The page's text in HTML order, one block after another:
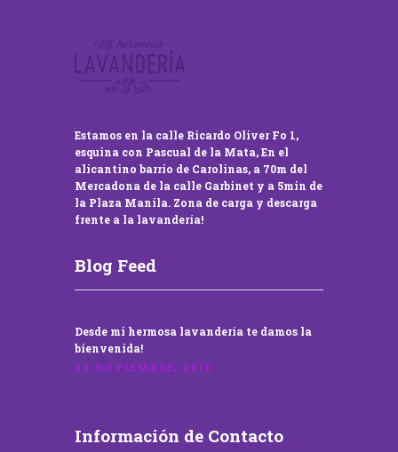
Estamos en la calle Ricardo Oliver Fo 1,
esquina con Pascual de la Mata, En el
alicantino barrio de Carolinas, a 70m del
Mercadona de la calle Garbinet y a 5min de
la Plaza Manila. Zona de carga y descarga
frente a la lavandería!
Blog Feed
Desde mi hermosa lavandería te damos la
bienvenida!
22 NOVIEMBRE, 2016
Información de Contacto